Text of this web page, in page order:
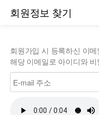
회원정보 찾기
회원가입 시 등록하신 이
해당 이메일로 아이디와